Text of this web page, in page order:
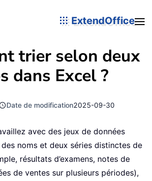
ExtendOffice
trier selon deux
dans Excel ?
Date de modification2025-09-30
avec des jeux de données
noms et deux séries distinctes de
résultats d’examens, notes de
de ventes sur plusieurs périodes),